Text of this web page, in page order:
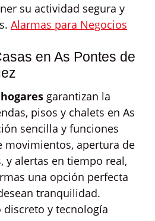
su actividad segura y
Alarmas para Negocios
en As Pontes de
garantizan la
pisos y chalets en As
sencilla y funciones
movimientos, apertura de
y alertas en tiempo real,
una opción perfecta
tranquilidad.
discreto y tecnología